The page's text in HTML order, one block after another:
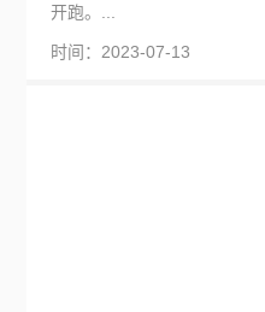
开跑。...
时间：2023-07-13